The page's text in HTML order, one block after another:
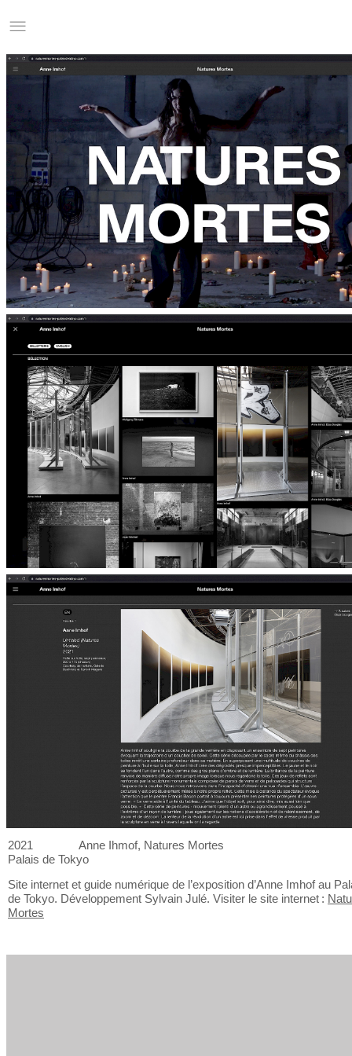
2021
Anne Ihmof, Natures Mortes
Palais de Tokyo
Site internet et guide numérique de l’exposition d’Anne Imhof au
de Tokyo. Développement Sylvain Julé. Visiter le site internet :
Mortes